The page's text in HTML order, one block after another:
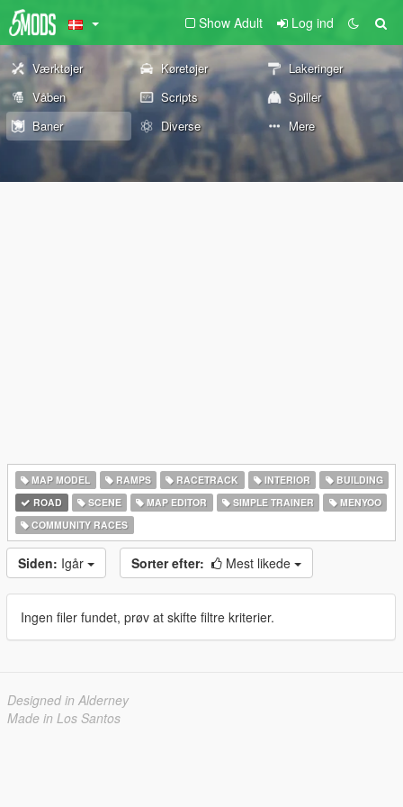
Show Adult Log ind
Værktøjer Køretøjer
Lakeringer
Våben
Scripts
Spiller
Baner
Diverse Mere
MAP MODEL RAMPS RACETRACK INTERIOR
BUILDING
ROAD
SCENE MAP EDITOR SIMPLE TRAINER
MENYOO
COMMUNITY RACES
Siden: Igår Sorter efter: Mest likede
Ingen filer fundet, prøv at skifte filtre kriterier.
Designed in Alderney
Made in Los Santos